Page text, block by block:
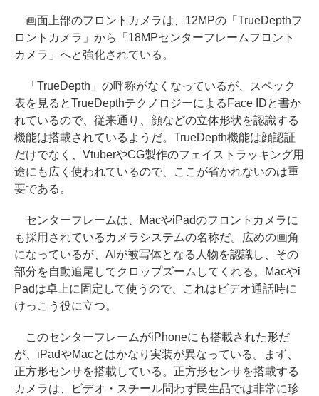
画面上部のフロントカメラは、12MPの「TrueDepthフ
ロントカメラ」から「18MPセンターフレームフロント
カメラ」へと強化されている。
「TrueDepth」の呼称がなくなっているが、スペック
表を見るとTrueDepthテクノロジーによるFace IDと書か
れているので、従来通り、顔などの立体形状を認識する
機能は搭載されているようだ。TrueDepth機能は顔認証
だけでなく、VtuberやCG製作のフェイストラッキング用
途にも広く使われているので、ここが省かれないのは重
要である。
センターフレームは、MacやiPadのフロントカメラに
も採用されているカメラシステムの名称だ。広めの画角
になっているが、AIが被写体となる人物を認識し、その
部分を自動追尾してクロップズームしてくれる。Macやi
Padは卓上に固定して使うので、これはビデオ通話時に
けっこう役に立つ。
このセンターフレームがiPhoneにも搭載された形だ
が、iPadやMacとはかなり実装が異なっている。まず、
正方形センサを搭載している。正方形センサを搭載する
カメラは、ビデオ・スチール問わず民生品では非常に珍